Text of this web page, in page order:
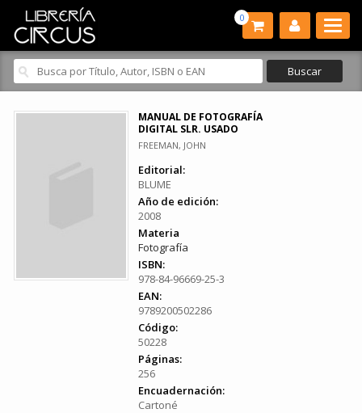
0
MANUAL DE FOTOGRAFÍA
DIGITAL SLR. USADO
FREEMAN, JOHN
Editorial:
BLUME
Año de edición:
2008
Materia
Fotografía
ISBN:
978-84-96669-25-3
EAN:
9789200502286
Código:
50228
Páginas:
256
Encuadernación:
Cartoné